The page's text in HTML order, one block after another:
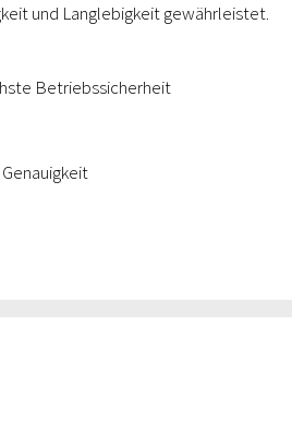
und Langlebigkeit gewährleistet.
Betriebssicherheit